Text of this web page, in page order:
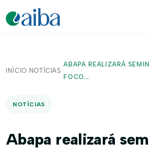
INÍCIO/ NOTÍCIAS /
ABAPA REALIZARÁ
FOCO...
NOTÍCIAS
Abapa realizará